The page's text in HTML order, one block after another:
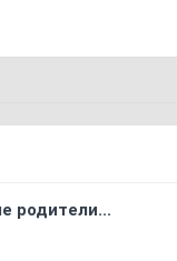
родители...